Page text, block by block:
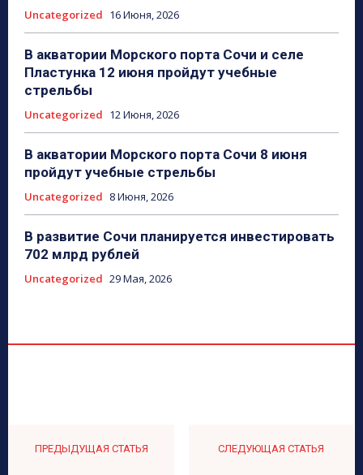
Uncategorized 16 Июня, 2026
В акватории Морского порта Сочи и селе
Пластунка 12 июня пройдут учебные
стрельбы
Uncategorized 12 Июня, 2026
В акватории Морского порта Сочи 8 июня
пройдут учебные стрельбы
Uncategorized 8 Июня, 2026
В развитие Сочи планируется инвестировать
702 млрд рублей
Uncategorized 29 Мая, 2026
ПРЕДЫДУЩАЯ СТАТЬЯ СЛЕДУЮЩАЯ СТАТЬЯ